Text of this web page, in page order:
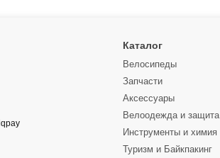
Каталог
Велосипеды
Запчасти
Аксессуары
Велоодежда и защита
Инструменты и химия
Туризм и Байкпакинг